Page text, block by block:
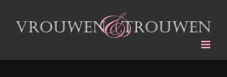
naar
inhoud